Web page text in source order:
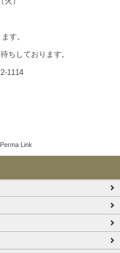
す。
ちしております。
1114
Perma Link